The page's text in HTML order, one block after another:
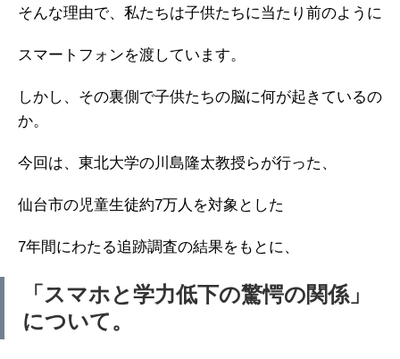
そんな理由で、私たちは子供たちに当たり前のように
スマートフォンを渡しています。
しかし、その裏側で子供たちの脳に何が起きているの
か。
今回は、東北大学の川島隆太教授らが行った、
仙台市の児童生徒約7万人を対象とした
7年間にわたる追跡調査の結果をもとに、
「スマホと学力低下の驚愕の関係」
について。